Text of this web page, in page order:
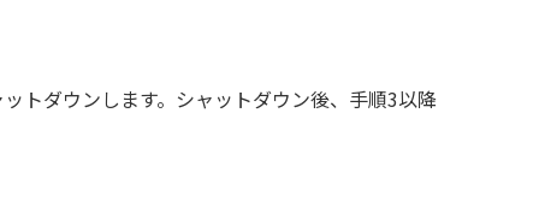
トダウンします。シャットダウン後、手順3以降